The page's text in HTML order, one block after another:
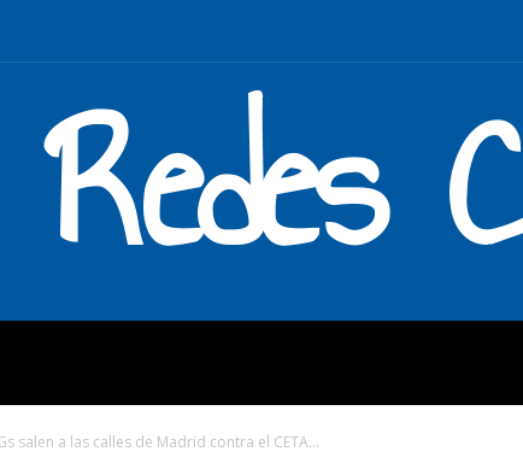
Redes
salen a las calles de Madrid contra el CETA...